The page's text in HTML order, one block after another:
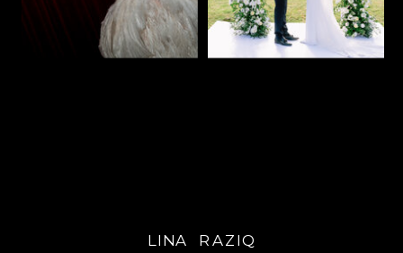
LINA RAZIQ